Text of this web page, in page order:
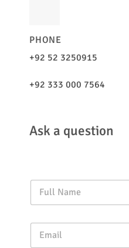
PHONE
+92 52 3250915
+92 333 000 7564
Ask a question